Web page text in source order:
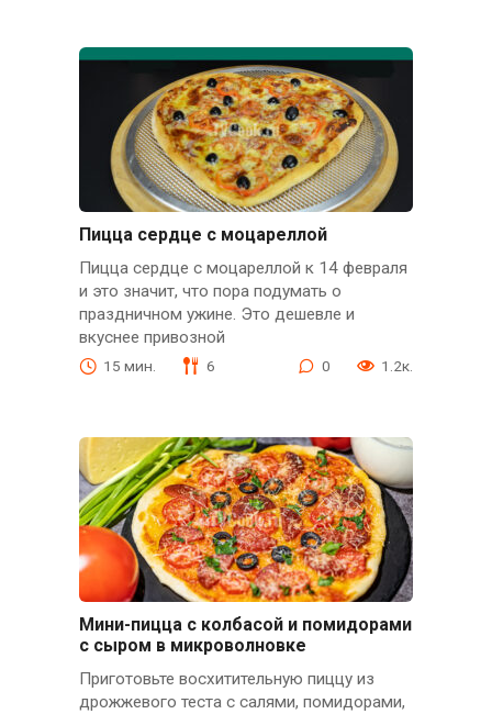
Пицца сердце с моцареллой
Пицца сердце с моцареллой к 14 февраля
и это значит, что пора подумать о
праздничном ужине. Это дешевле и
вкуснее привозной
15 мин. 6 0 1.2к.
Мини-пицца с колбасой и помидорами
с сыром в микроволновке
Приготовьте восхитительную пиццу из
дрожжевого теста с салями, помидорами,